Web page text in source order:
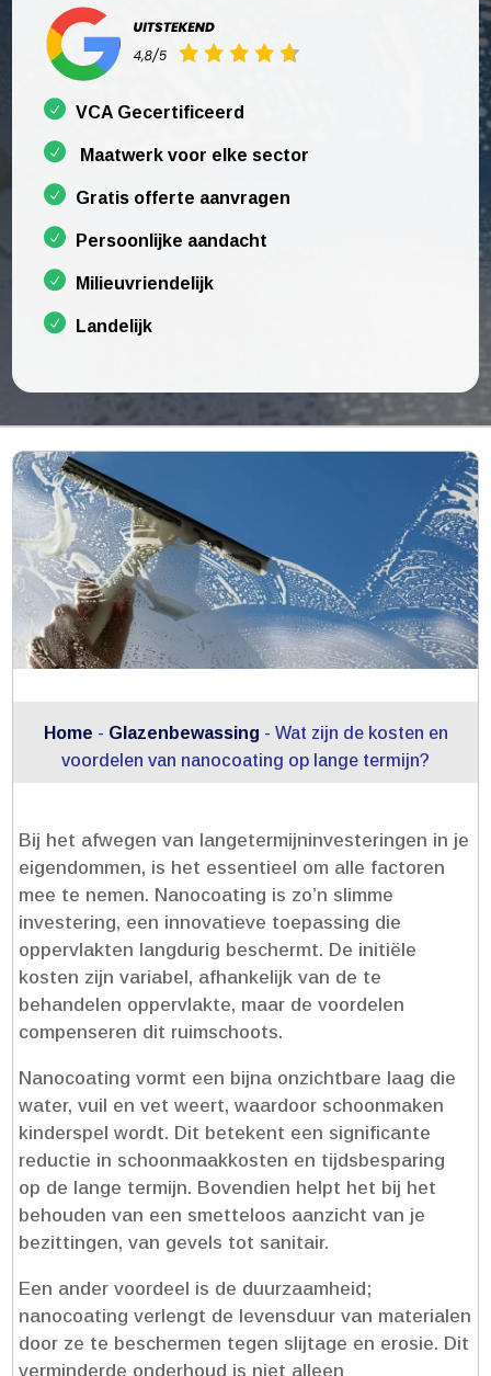
VCA Gecertificeerd
Maatwerk voor elke sector
Gratis offerte aanvragen
Persoonlijke aandacht
Milieuvriendelijk
Landelijk
Home - Glazenbewassing - Wat zijn de kosten en
voordelen van nanocoating op lange termijn?
Bij het afwegen van langetermijninvesteringen in je
eigendommen, is het essentieel om alle factoren
mee te nemen.​ Nanocoating is zo’n slimme
investering, een innovatieve toepassing die
oppervlakten langdurig beschermt.​ De initiële
kosten zijn variabel, afhankelijk van de te
behandelen oppervlakte, maar de voordelen
compenseren dit ruimschoots.​
Nanocoating vormt een bijna onzichtbare laag die
water, vuil en vet weert, waardoor schoonmaken
kinderspel wordt.​ Dit betekent een significante
reductie in schoonmaakkosten en tijdsbesparing
op de lange termijn.​ Bovendien helpt het bij het
behouden van een smetteloos aanzicht van je
bezittingen, van gevels tot sanitair.​
Een ander voordeel is de duurzaamheid;
nanocoating verlengt de levensduur van materialen
door ze te beschermen tegen slijtage en erosie.​ Dit
verminderde onderhoud is niet alleen